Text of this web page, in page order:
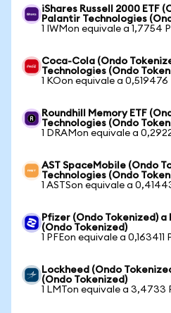
iShares Russell 2000 ETF
Palantir Technologies
1 IWMon equivale a 1,7754
Coca-Cola (Ondo
Technologies (Ondo
1 KOon equivale a 0,519476
Roundhill Memory ETF
Technologies (Ondo
1 DRAMon equivale a
AST SpaceMobile (Ondo
Technologies (Ondo
1 ASTSon equivale a
Pfizer (Ondo Tokenized)
(Ondo Tokenized)
1 PFEon equivale a 0,163411
Lockheed (Ondo
(Ondo Tokenized)
1 LMTon equivale a 3,4733